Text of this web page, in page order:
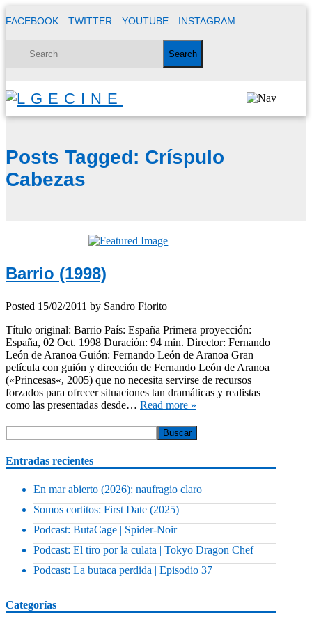
FACEBOOK TWITTER YOUTUBE INSTAGRAM
Posts Tagged: Críspulo
Cabezas
Barrio (1998)
Posted 15/02/2011 by Sandro Fiorito
Título original: Barrio País: España Primera proyección:
España, 02 Oct. 1998 Duración: 94 min. Director: Fernando
León de Aranoa Guión: Fernando León de Aranoa Gran
película con guión y dirección de Fernando León de Aranoa
(«Princesas«, 2005) que no necesita servirse de recursos
forzados para ofrecer situaciones tan dramáticas y realistas
como las presentadas desde… Read more »
Entradas recientes
En mar abierto (2026): naufragio claro
Somos cortitos: First Date (2025)
Podcast: ButaCage | Spider-Noir
Podcast: El tiro por la culata | Tokyo Dragon Chef
Podcast: La butaca perdida | Episodio 37
Categorías